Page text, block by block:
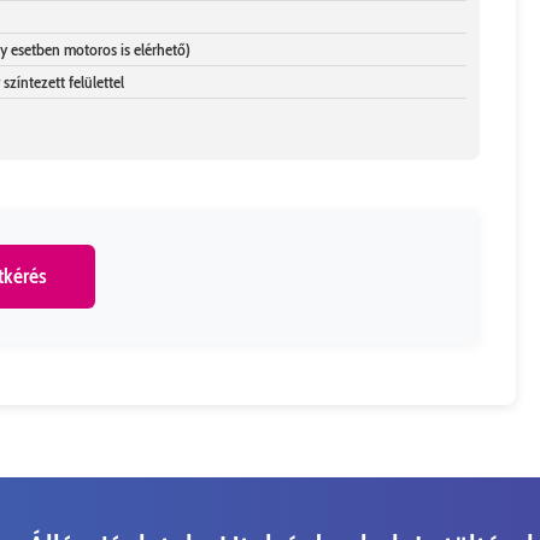
esetben motoros is elérhető)
színtezett felülettel